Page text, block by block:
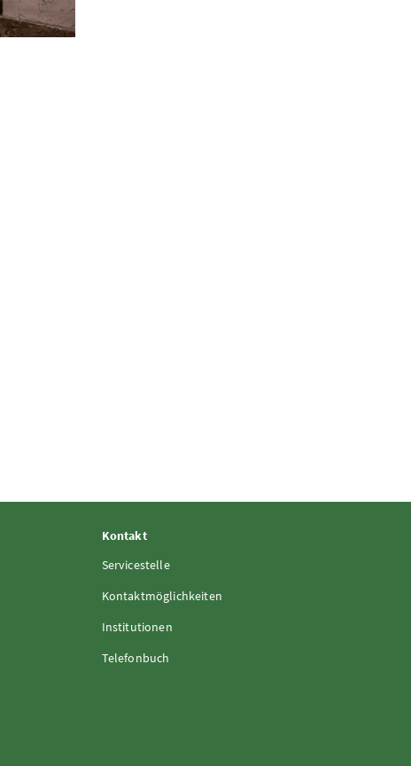
Kontakt
Servicestelle
Kontaktmöglichkeiten
Institutionen
Telefonbuch